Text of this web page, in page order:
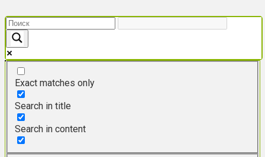
к
контенту
Exact matches only
Search in title
Search in content